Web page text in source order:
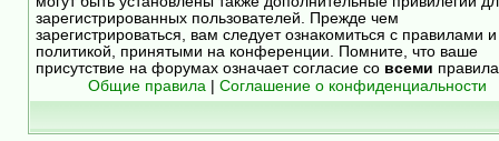
зарегистрированных пользователей. Прежде чем
зарегистрироваться, вам следует ознакомиться с правилами и
политикой, принятыми на конференции. Помните, что ваше
присутствие на форумах означает согласие со всеми
Общие правила
Соглашение о конфиденциальности